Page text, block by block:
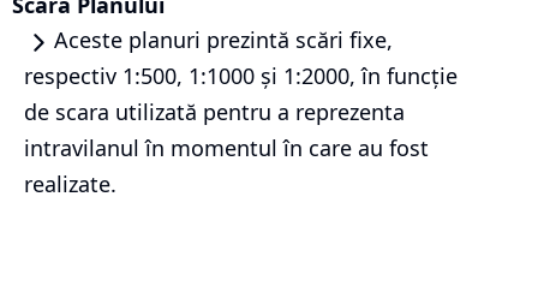
Aceste planuri prezintă scări fixe,
respectiv 1:500, 1:1000 și 1:2000, în funcție
de scara utilizată pentru a reprezenta
intravilanul în momentul în care au fost
realizate.